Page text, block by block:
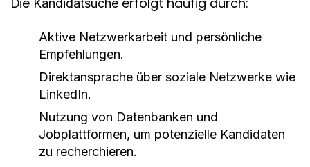
Kandidatsuche
Aktive Netzwerkarbeit und persönliche
Empfehlungen.
Direktansprache über soziale Netzwerke wie
LinkedIn.
Nutzung von Datenbanken und
Jobplattformen, um potenzielle Kandidaten
zu recherchieren.